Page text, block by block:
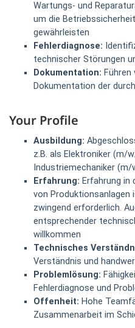
Wartungs- und
um die
gewährleisten
Fehlerdiagnose:
technischer Störungen
Dokumentation:
Dokumentation der
Your Profile
Ausbildung:
z.B. als Elektroniker (m/
Industriemechaniker
Erfahrung: Erfahrung in
von Produktionsanlagen
zwingend erforderlich.
entsprechender
willkommen
Technisches
Verständnis und
Problemlösung:
Fehlerdiagnose und
Offenheit: Hohe
Zusammenarbeit im